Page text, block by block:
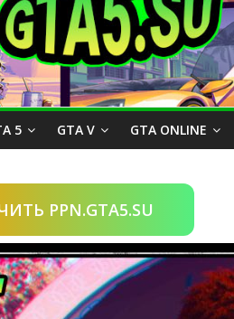
5 GTA V GTA ONLINE
PPN.GTA5.SU